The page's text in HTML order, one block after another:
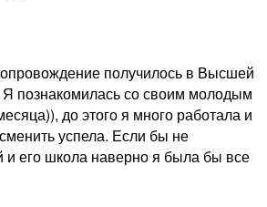
получилось в Высшей
Я познакомилась со своим молодым
до этого я много работала и
успела. Если бы не
и его школа наверно я была бы все